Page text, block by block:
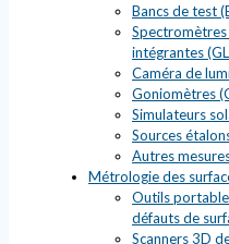
Bancs de test
intégrantes
Caméra de
Goniomètres
Simulateurs
Sources
Autres
Métrologie des
Outils
défauts de
Scanners 3D